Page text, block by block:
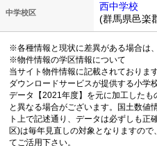
中学校区
西中学校
(群馬県邑楽
※各種情報と現状に差異がある場合は
※物件情報の学区情報について
当サイト物件情報に記載されておりま
ダウンロードサービスが提供する小学
データ【2021年度】を元に加工した
と異なる場合がございます。国土数値
ト上で記述通り、データは必ずしも正
区)は毎年見直しの対象となりますの
てご活用下さい。